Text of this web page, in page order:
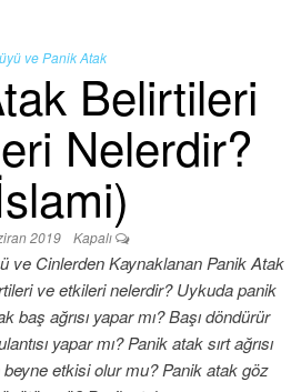
ve Panik Atak
Belirtileri
Nelerdir?
2019 Kapalı
ve Cinlerden Kaynaklanan Panik Atak
ve etkileri nelerdir? Uykuda panik
baş ağrısı yapar mı? Başı döndürür
yapar mı? Panik atak sırt ağrısı
beyne etkisi olur mu? Panik atak göz